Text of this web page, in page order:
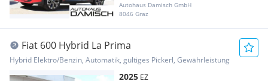
Autohaus Damisch GmbH
8046 Graz
Fiat 600 Hybrid La Prima
Hybrid Elektro/Benzin, Automatik, gültiges Pickerl, Gewährleistung
2025 EZ